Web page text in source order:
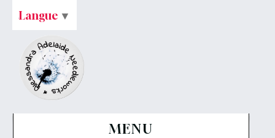
MENU
Langue ▼